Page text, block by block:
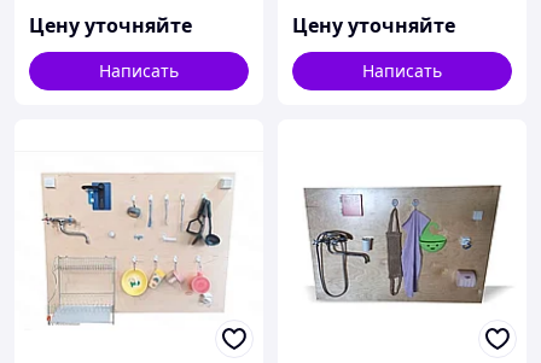
Цену уточняйте
Написать
Цену уточняйте
Написать